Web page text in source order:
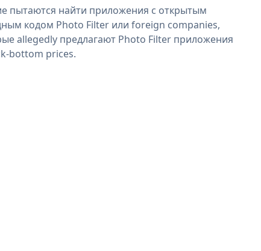
пытаются найти приложения с открытым
кодом Photo Filter или foreign companies,
allegedly предлагают Photo Filter приложения
bottom prices.